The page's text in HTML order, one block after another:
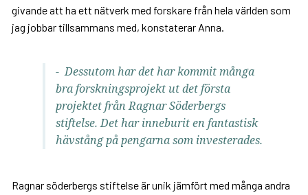
givande att ha ett nätverk med forskare från hela världen som
jag jobbar tillsammans med, konstaterar Anna.
- Dessutom har det har kommit många
bra forskningsprojekt ut det första
projektet från Ragnar Söderbergs
stiftelse. Det har inneburit en fantastisk
hävstång på pengarna som investerades.
Ragnar söderbergs stiftelse är unik jämfört med många andra